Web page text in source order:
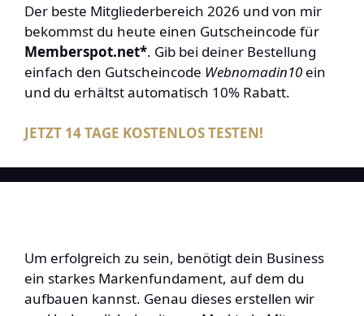
Der beste Mitgliederbereich 2026 und von mir
bekommst du heute einen Gutscheincode für
Memberspot.net*. Gib bei deiner Bestellung
einfach den Gutscheincode Webnomadin10 ein
und du erhältst automatisch 10% Rabatt.
JETZT 14 TAGE KOSTENLOS TESTEN!
Um erfolgreich zu sein, benötigt dein Business
ein starkes Markenfundament, auf dem du
aufbauen kannst. Genau dieses erstellen wir